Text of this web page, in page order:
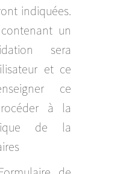
indiquées.
un
sera
et ce
ce
à la
de la